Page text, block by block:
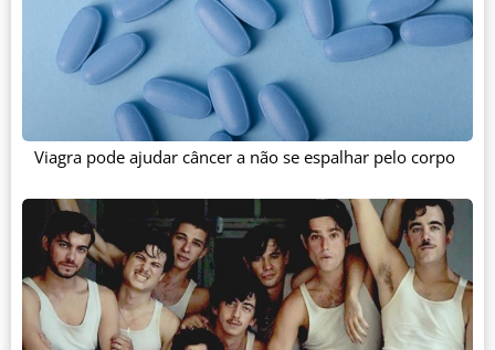
Viagra pode ajudar câncer a não se espalhar pelo corpo